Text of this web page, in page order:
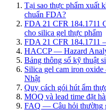
Tại sao thực phẩm xuất
chuẩn FDA?
FDA 21 CFR 184.1711
cho silica gel thực phẩm
FDA 21 CFR
HACCP — Hazard
Bảng thông số kỹ thuật
Silica gel cam iron
Nhật
Quy cách gói hút ẩm
MOQ và lead time đặt
FAQ — Câu hỏi thường